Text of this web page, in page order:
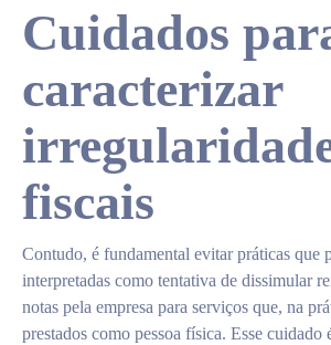
Cuidados
caracterizar
fiscais
Contudo, é fundamental evitar práticas que
interpretadas como tentativa de dissimular
notas pela empresa para serviços que, na
prestados como pessoa física. Esse cuidado